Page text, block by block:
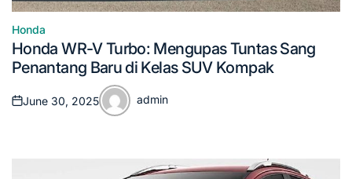
Posted
in
Honda
Honda WR-V Turbo: Mengupas Tuntas Sang
Penantang Baru di Kelas SUV Kompak
Posted
June 30, 2025
Posted
admin